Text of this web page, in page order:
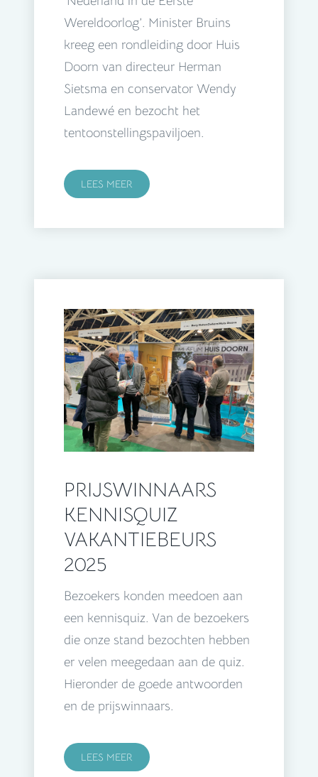
Wereldoorlog’. Minister Bruins
kreeg een rondleiding door Huis
Doorn van directeur Herman
Sietsma en conservator Wendy
Landewé en bezocht het
tentoonstellingspaviljoen.
LEES MEER
PRIJSWINNAARS
KENNISQUIZ
VAKANTIEBEURS
2025
Bezoekers konden meedoen aan
een kennisquiz. Van de bezoekers
die onze stand bezochten hebben
er velen meegedaan aan de quiz.
Hieronder de goede antwoorden
en de prijswinnaars.
LEES MEER